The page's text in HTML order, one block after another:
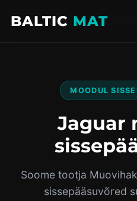
BALTIC MAT
MOODUL
Jaguar
Soome tootja
sissepääsuvõred